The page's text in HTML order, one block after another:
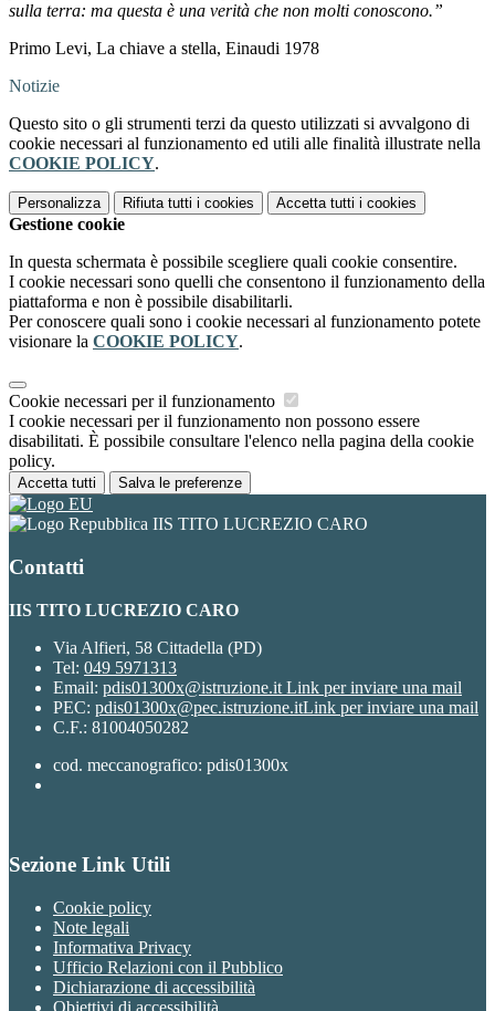
sulla terra: ma questa è una verità che non molti conoscono.”
Primo Levi, La chiave a stella, Einaudi 1978
Notizie
Questo sito o gli strumenti terzi da questo utilizzati si avvalgono di
cookie necessari al funzionamento ed utili alle finalità illustrate nella
COOKIE POLICY.
Personalizza Rifiuta tutti i cookies Accetta tutti i cookies
Gestione cookie
In questa schermata è possibile scegliere quali cookie consentire.
I cookie necessari sono quelli che consentono il funzionamento della
piattaforma e non è possibile disabilitarli.
Per conoscere quali sono i cookie necessari al funzionamento potete
visionare la COOKIE POLICY.
Cookie necessari per il funzionamento
I cookie necessari per il funzionamento non possono essere
disabilitati. È possibile consultare l'elenco nella pagina della cookie
policy.
Accetta tutti Salva le preferenze
IIS TITO LUCREZIO CARO
Contatti
IIS TITO LUCREZIO CARO
Via Alfieri, 58 Cittadella (PD)
Tel: 049 5971313
Email: pdis01300x@istruzione.it Link per inviare una mail
PEC: pdis01300x@pec.istruzione.itLink per inviare una mail
C.F.: 81004050282
cod. meccanografico: pdis01300x
Sezione Link Utili
Cookie policy
Note legali
Informativa Privacy
Ufficio Relazioni con il Pubblico
Dichiarazione di accessibilità